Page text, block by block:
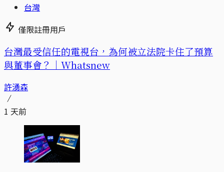
台灣
僅限註冊用戶
台灣最受信任的電視台，為何被立法院卡住了預算
與董事會？｜Whatsnew
許湧森
1 天前